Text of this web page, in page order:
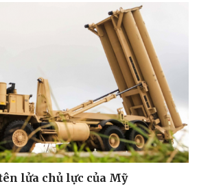
lửa chủ lực của Mỹ